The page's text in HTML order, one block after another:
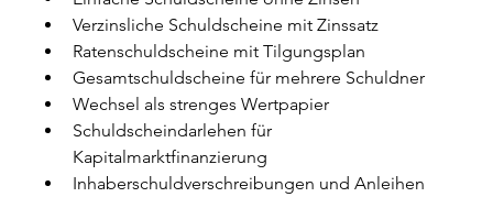
Verzinsliche Schuldscheine mit Zinssatz
Ratenschuldscheine mit Tilgungsplan
Gesamtschuldscheine für mehrere Schuldner
Wechsel als strenges Wertpapier
Schuldscheindarlehen für
Kapitalmarktfinanzierung
Inhaberschuldverschreibungen und Anleihen